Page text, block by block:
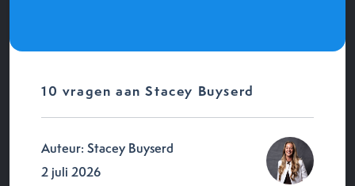
10 vragen aan Stacey Buyserd
Auteur: Stacey Buyserd
2 juli 2026